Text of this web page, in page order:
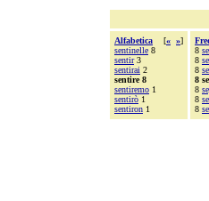
Alfabetica [« »]
sentinelle 8
sentir3
sentirai 2
sentire 8
sentiremo 1
sentirò 1
sentiron 1
8
8
8
8
8
8
8